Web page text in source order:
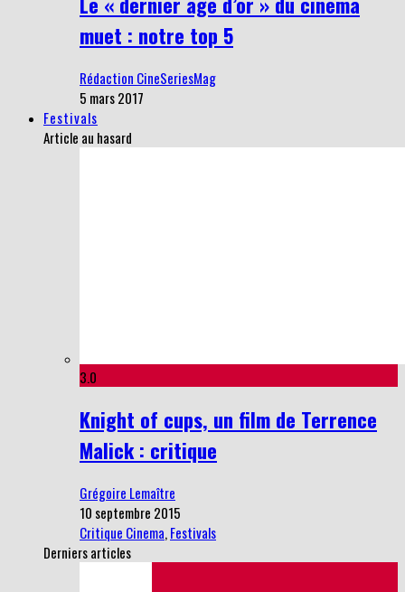
muet : notre top 5
Rédaction CineSeriesMag
5 mars 2017
Festivals
Article au hasard
3.0
Knight of cups, un film de Terrence
Malick : critique
Grégoire Lemaître
10 septembre 2015
Critique Cinema,Festivals
Derniers articles